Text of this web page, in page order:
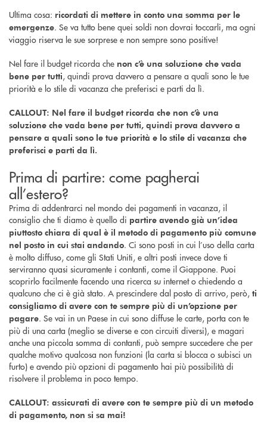
Ultima cosa: ricordati di mettere in conto una somma per le
emergenze. Se va tutto bene quei soldi non dovrai toccarli, ma ogni
viaggio riserva le sue sorprese e non sempre sono positive!
Nel fare il budget ricorda che non c’è una soluzione che vada
bene per tutti, quindi prova davvero a pensare a quali sono le tue
priorità e lo stile di vacanza che preferisci e parti da lì.
CALLOUT: Nel fare il budget ricorda che non c’è una
soluzione che vada bene per tutti, quindi prova davvero a
pensare a quali sono le tue priorità e lo stile di vacanza che
preferisci e parti da lì.
Prima di partire: come pagherai
all’estero?
Prima di addentrarci nel mondo dei pagamenti in vacanza, il
consiglio che ti diamo è quello di partire avendo già un’idea
piuttosto chiara di qual è il metodo di pagamento più comune
nel posto in cui stai andando. Ci sono posti in cui l’uso della carta
è molto diffuso, come gli Stati Uniti, e altri posti invece dove ti
serviranno quasi sicuramente i contanti, come il Giappone. Puoi
scoprirlo facilmente facendo una ricerca su internet o chiedendo a
qualcuno che ci è già stato. A prescindere dal posto di arrivo, però, ti
consigliamo di avere con te sempre più di un’opzione per
pagare. Se vai in un Paese in cui sono diffuse le carte, porta con te
più di una carta (meglio se diverse e con circuiti diversi), e magari
anche una piccola somma di contanti, può sempre succedere che per
qualche motivo qualcosa non funzioni (la carta si blocca o subisci un
furto) e avendo più opzioni di pagamento hai più possibilità di
risolvere il problema in poco tempo.
CALLOUT: assicurati di avere con te sempre più di un metodo
di pagamento, non si sa mai!